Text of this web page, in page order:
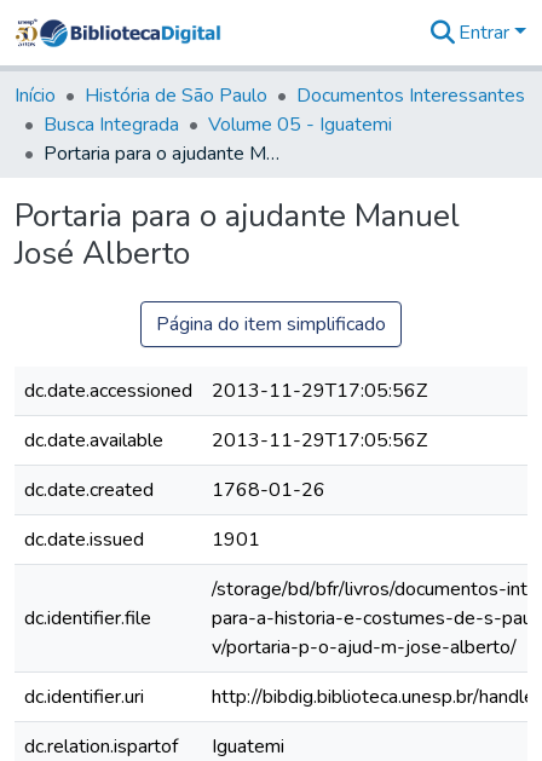
&
Coleções
Tudo na
Biblioteca
Estatísticas
Entrar
Início História de São Paulo
Documentos Interessantes
Busca Integrada
Volume 05 - Iguatemi
Portaria para o ajudante Manuel José Alberto
Portaria para o ajudante Manuel
José Alberto
Página do item simplificado
dc.date.accessioned
2013-11-29T17:05:56Z
dc.date.available
2013-11-29T17:05:56Z
dc.date.created
1768-01-26
dc.date.issued
1901
dc.identifier.file
/storage/bd/bfr/livros/documentos-
para-a-historia-e-costumes-de-s-
v/portaria-p-o-ajud-m-jose-alberto/
dc.identifier.uri
http://bibdig.biblioteca.unesp.br/
dc.relation.ispartof
Iguatemi